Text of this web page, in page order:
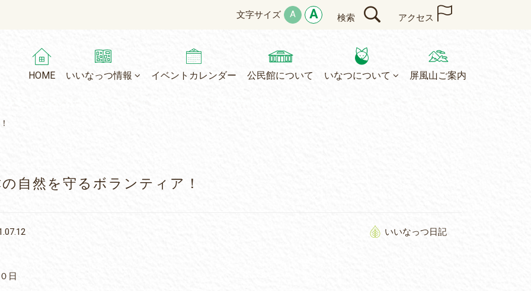
文字サイズ A A 検索 アクセス
HOME いいなっつ情報 イベントカレンダー 公民館について いなつについて 屏風山ご案内
自然を守るボランティア！
いいなっつ日記
日